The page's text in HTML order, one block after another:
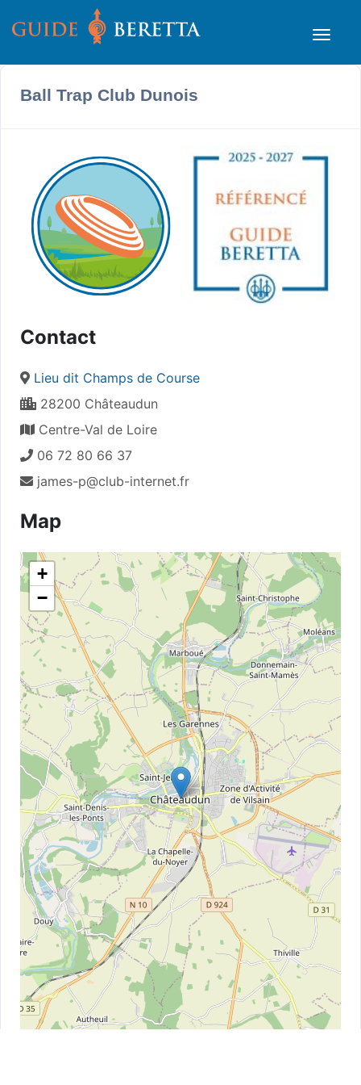
Ball Trap Club Dunois
Contact
Lieu dit Champs de Course
28200 Châteaudun
Centre-Val de Loire
06 72 80 66 37
james-p@club-internet.fr
Map
+
−